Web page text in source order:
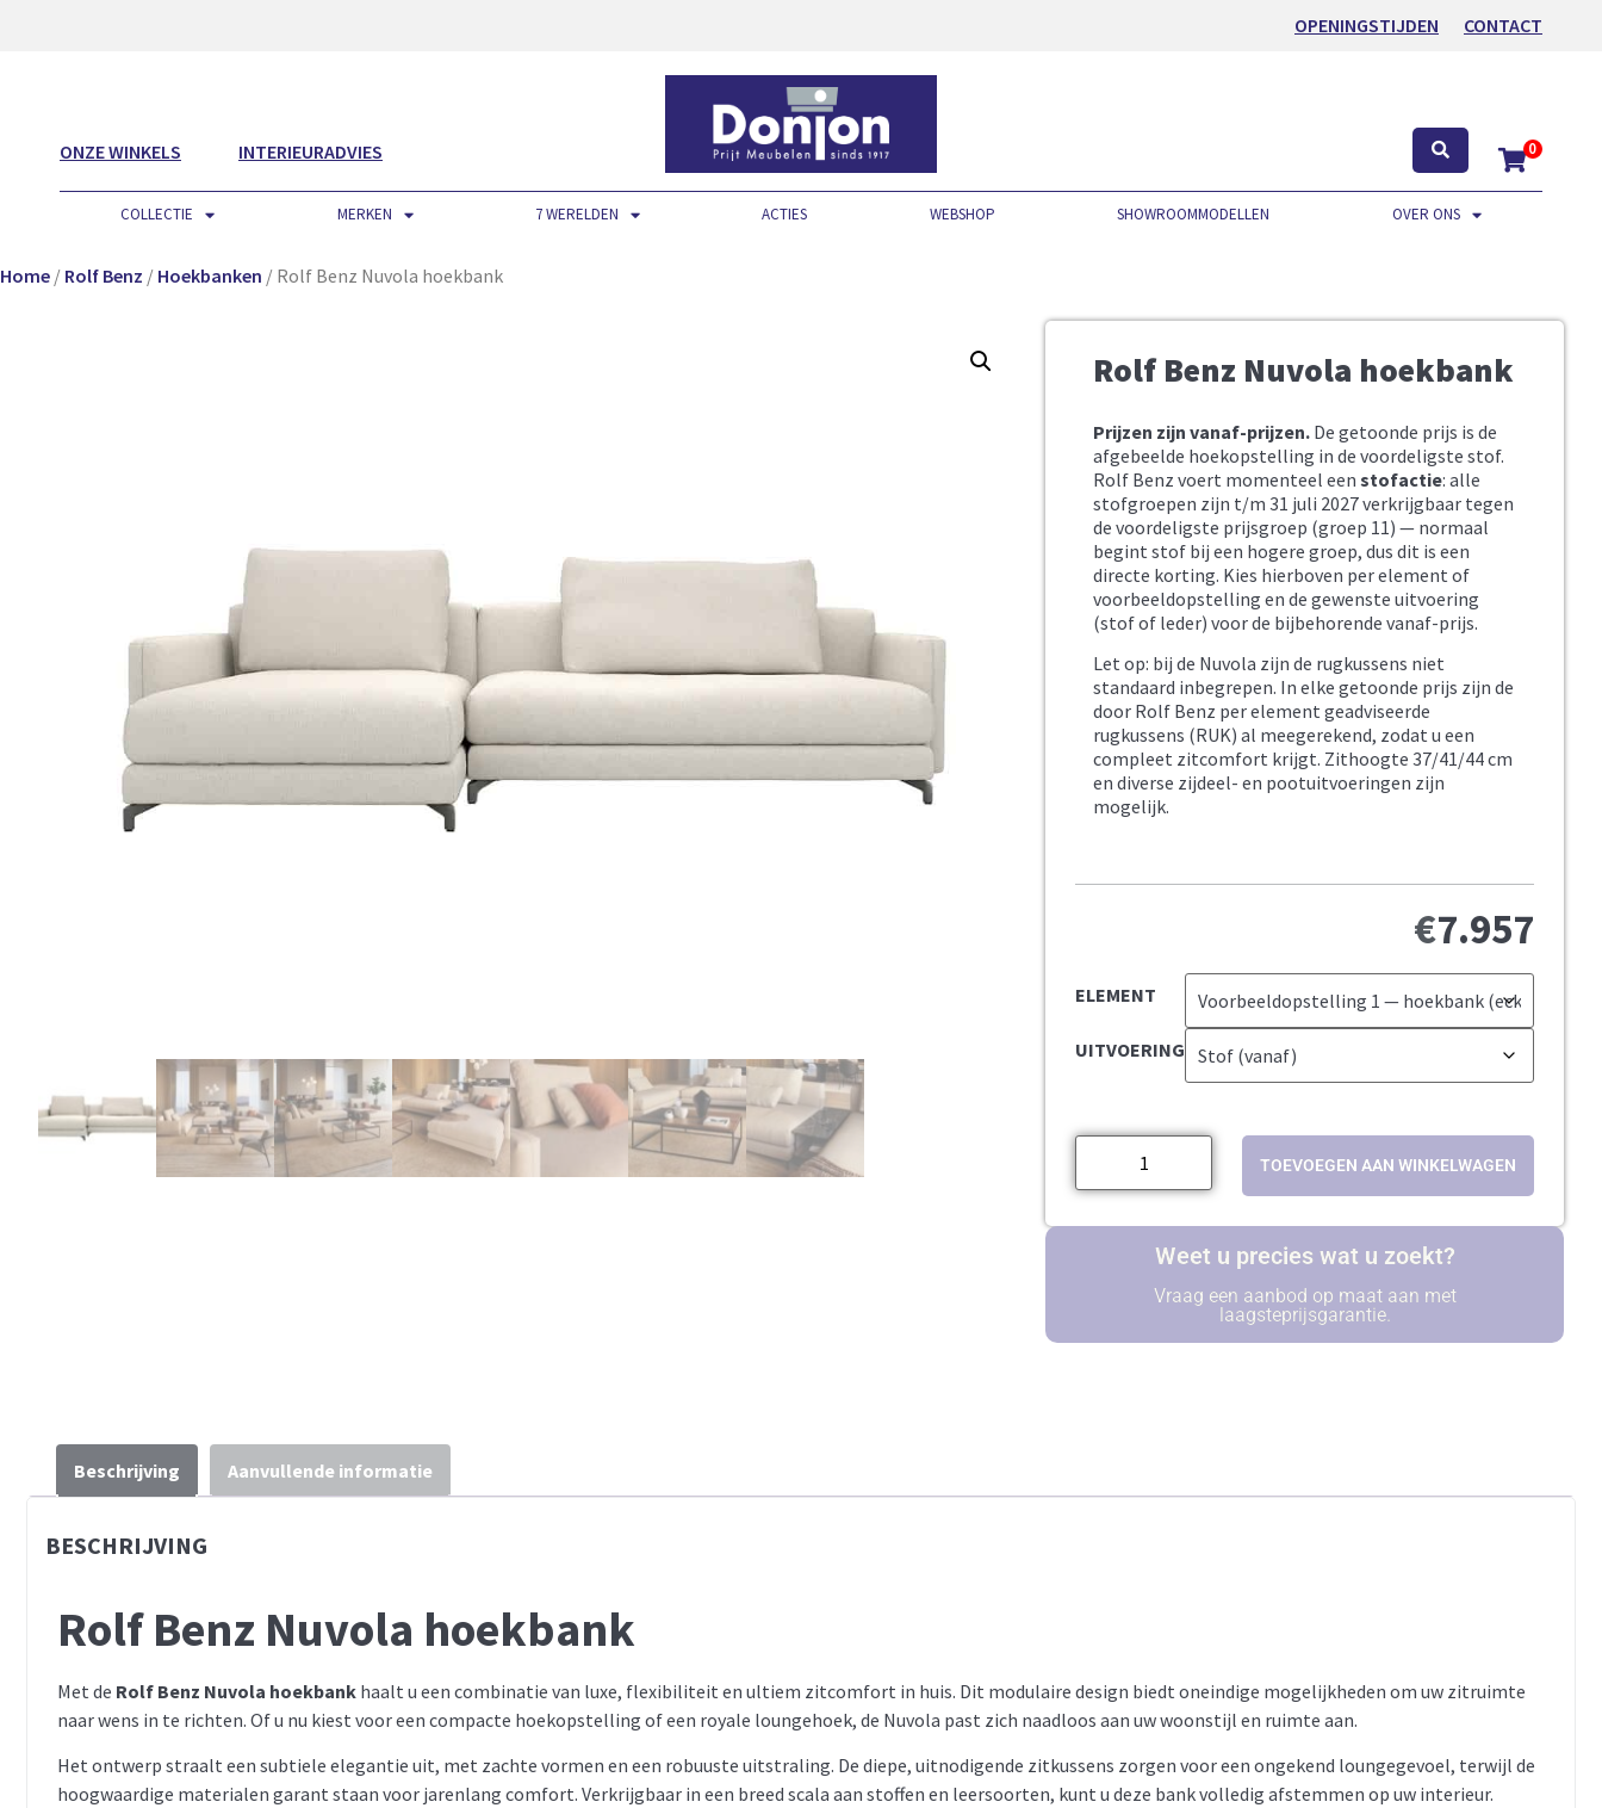
OPENINGSTIJDEN CONTACT
ONZE WINKELS INTERIEURADVIES 0
COLLECTIE MERKEN 7 WERELDEN ACTIES WEBSHOP SHOWROOMMODELLEN OVER ONS
Home / Rolf Benz / Hoekbanken / Rolf Benz Nuvola hoekbank
Rolf Benz Nuvola hoekbank
Prijzen zijn vanaf-prijzen. De getoonde prijs is de
afgebeelde hoekopstelling in de voordeligste stof.
Rolf Benz voert momenteel een stofactie: alle
stofgroepen zijn t/m 31 juli 2027 verkrijgbaar tegen
de voordeligste prijsgroep (groep 11) — normaal
begint stof bij een hogere groep, dus dit is een
directe korting. Kies hierboven per element of
voorbeeldopstelling en de gewenste uitvoering
(stof of leder) voor de bijbehorende vanaf-prijs.
Let op: bij de Nuvola zijn de rugkussens niet
standaard inbegrepen. In elke getoonde prijs zijn de
door Rolf Benz per element geadviseerde
rugkussens (RUK) al meegerekend, zodat u een
compleet zitcomfort krijgt. Zithoogte 37/41/44 cm
en diverse zijdeel- en pootuitvoeringen zijn
mogelijk.
€7.957
ELEMENT
UITVOERING
TOEVOEGEN AAN WINKELWAGEN
Weet u precies wat u zoekt?
Vraag een aanbod op maat aan met
laagsteprijsgarantie.
Beschrijving Aanvullende informatie
BESCHRIJVING
Rolf Benz Nuvola hoekbank
Met de Rolf Benz Nuvola hoekbank haalt u een combinatie van luxe, flexibiliteit en ultiem zitcomfort in huis. Dit modulaire design biedt oneindige mogelijkheden om uw zitruimte
naar wens in te richten. Of u nu kiest voor een compacte hoekopstelling of een royale loungehoek, de Nuvola past zich naadloos aan uw woonstijl en ruimte aan.
Het ontwerp straalt een subtiele elegantie uit, met zachte vormen en een robuuste uitstraling. De diepe, uitnodigende zitkussens zorgen voor een ongekend loungegevoel, terwijl de
hoogwaardige materialen garant staan voor jarenlang comfort. Verkrijgbaar in een breed scala aan stoffen en leersoorten, kunt u deze bank volledig afstemmen op uw interieur.